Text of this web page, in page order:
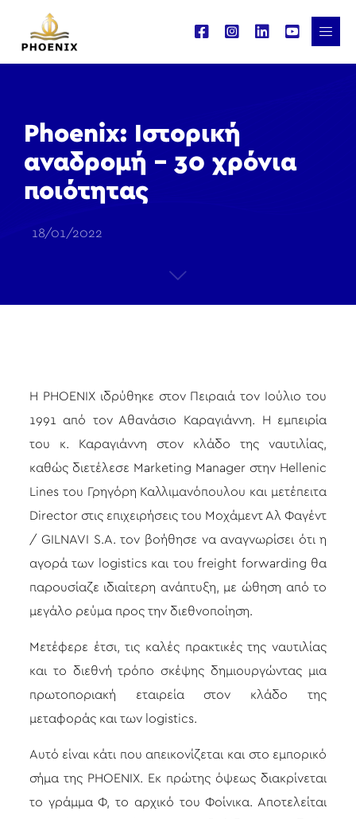
Phoenix: Ιστορική
αναδρομή – 30 χρόνια
ποιότητας
18/01/2022
Η PHOENIX ιδρύθηκε στον Πειραιά τον Ιούλιο του
1991 από τον Αθανάσιο Καραγιάννη. H εμπειρία
του κ. Καραγιάννη στον κλάδο της ναυτιλίας,
καθώς διετέλεσε Marketing Manager στην Hellenic
Lines του Γρηγόρη Καλλιμανόπουλοu και μετέπειτα
Director στις επιχειρήσεις του Μοχάμεντ Αλ Φαγέντ
/ GILNAVI S.A. τον βοήθησε να αναγνωρίσει ότι η
αγορά των logistics και του freight forwarding θα
παρουσίαζε ιδιαίτερη ανάπτυξη, με ώθηση από το
μεγάλο ρεύμα προς την διεθνοποίηση.
Μετέφερε έτσι, τις καλές πρακτικές της ναυτιλίας
και το διεθνή τρόπο σκέψης δημιουργώντας μια
πρωτοποριακή εταιρεία στον κλάδο της
μεταφοράς και των logistics.
Αυτό είναι κάτι που απεικονίζεται και στο εμπορικό
σήμα της PHOENIX. Εκ πρώτης όψεως διακρίνεται
το γράμμα Φ, το αρχικό του Φοίνικα. Αποτελείται